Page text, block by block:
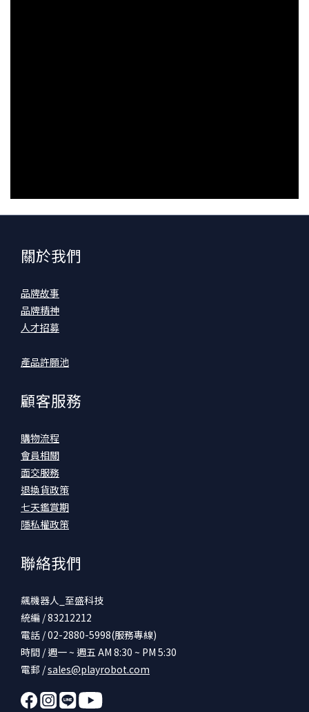
關於我們
品牌故事
品牌精神
人才招募
產品許願池
顧客服務
購物流程
會員相關
面交服務
退換貨政策
七天鑑賞期
隱私權政策
聯絡我們
飆機器人_至盛科技
統編 / 83212212
電話 / 02-2880-5998(服務專線)
時間 / 週一 ~ 週五 AM 8:30 ~ PM 5:30
電郵 /sales@playrobot.com